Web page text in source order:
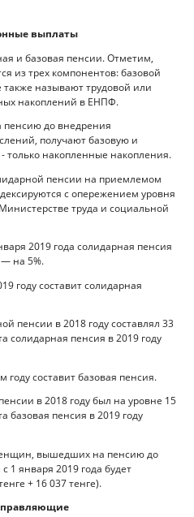
выплаты
и базовая пенсии. Отметим,
из трех компонентов: базовой
также называют трудовой или
накоплений в ЕНПФ.
пенсию до внедрения
получают базовую и
только накопленные накопления.
пенсии на приемлемом
с опережением уровня
труда и социальной
2019 года солидарная пенсия
на 5%.
году составит солидарная
пенсии в 2018 году составлял 33
солидарная пенсия в 2019 году
году составит базовая пенсия.
в 2018 году был на уровне 15
базовая пенсия в 2019 году
вышедших на пенсию до
1 января 2019 года будет
+ 16 037 тенге).